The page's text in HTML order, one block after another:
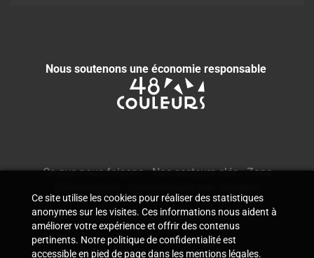
Nous soutenons une économie responsable
Ce que nous faisons-Nos secteurs clés-Zone
Ce site utilise les cookies pour réaliser des statistiques
anonymes sur les visites. Ces informations nous aident à
améliorer votre expérience et offrir des contenus
pertinents. Notre politique de confidentialité est
accessible en pied de page dans les mentions légales.